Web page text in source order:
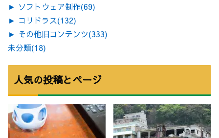
► ソフトウェア制作(69)
► コリドラス(132)
► その他旧コンテンツ(333)
未分類(18)
人気の投稿とページ